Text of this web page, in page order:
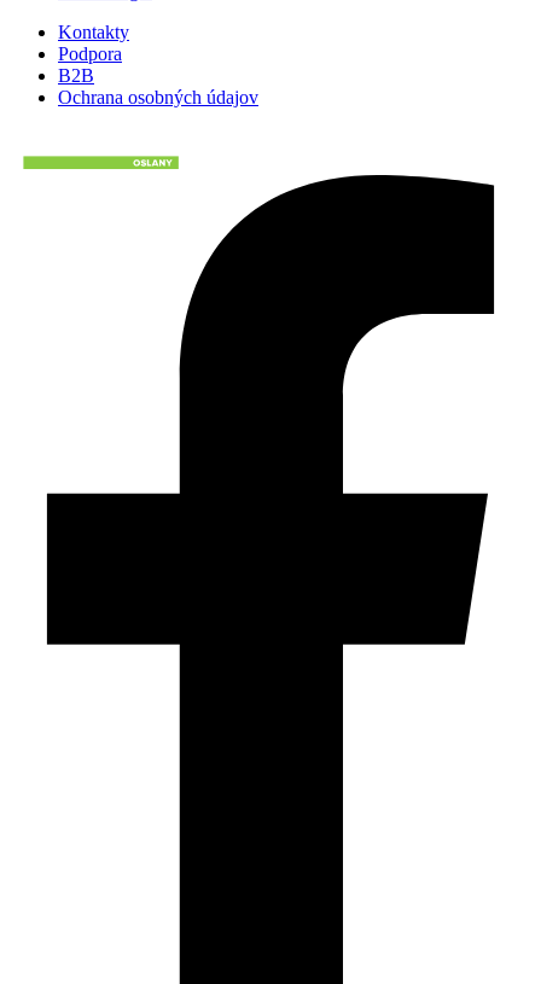
Kontakty
Podpora
B2B
Ochrana osobných údajov